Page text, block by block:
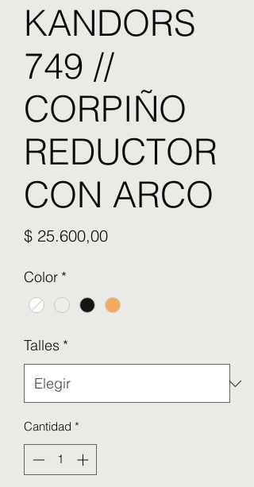
KANDORS
749 //
CORPIÑO
REDUCTOR
CON ARCO
$ 25.600,00Precio
Color *
Talles *
Cantidad *